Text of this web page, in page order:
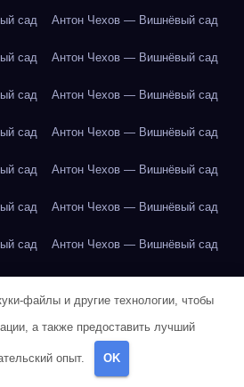
сад Антон Чехов — Вишнёвый сад
сад Антон Чехов — Вишнёвый сад
сад Антон Чехов — Вишнёвый сад
сад Антон Чехов — Вишнёвый сад
сад Антон Чехов — Вишнёвый сад
сад Антон Чехов — Вишнёвый сад
сад Антон Чехов — Вишнёвый сад
Апельсин
Апельсин Апельсин
файлы и другие технологии, чтобы
а также предоставить лучший
опыт. OK